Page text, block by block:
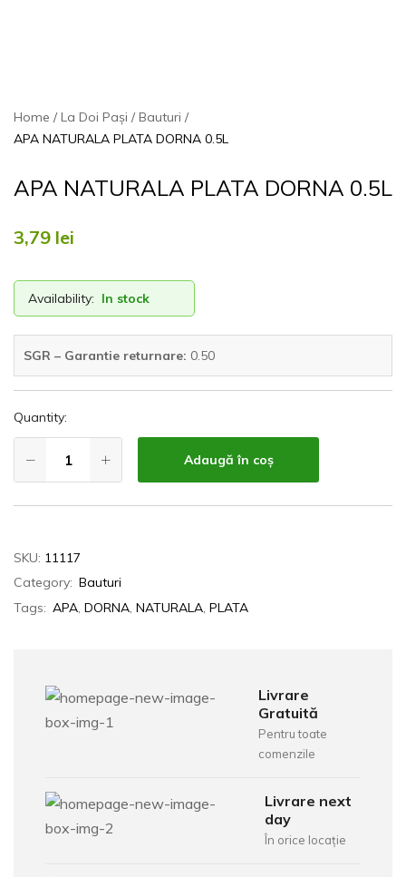
Home La Doi Pași
Bauturi
APA NATURALA PLATA DORNA 0.5L
APA NATURALA PLATA DORNA 0.5L
3,79 lei
Availability: In stock
SGR – Garantie returnare: 0.50
Quantity:
Adaugă în coș
SKU: 11117
Category: Bauturi
Tags: APA, DORNA, NATURALA, PLATA
Livrare
Gratuită
Pentru toate
comenzile
Livrare next
day
În orice locație